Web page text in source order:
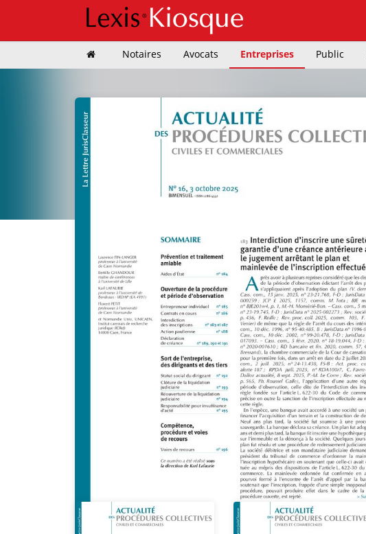
Notaires Avocats Entreprises Public